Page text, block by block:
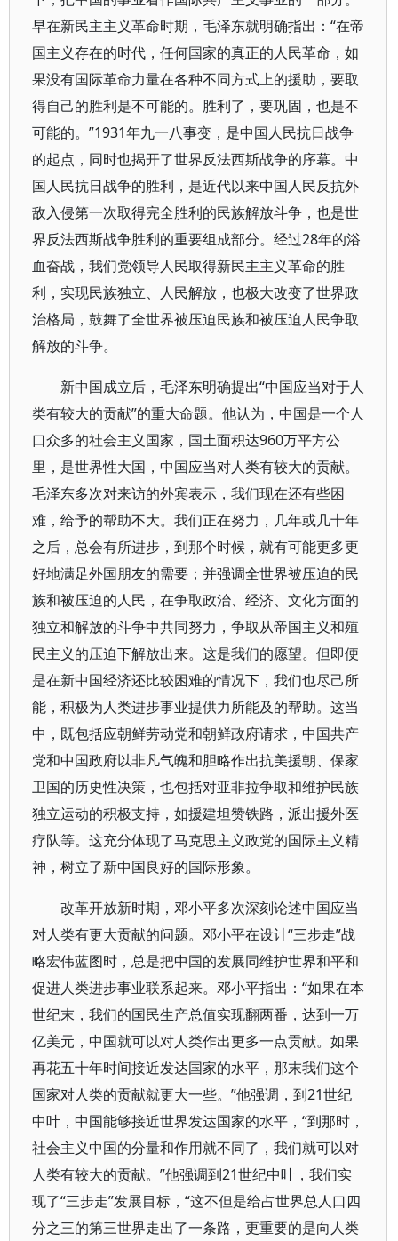
早在新民主主义革命时期，毛泽东就明确指出：“在帝
国主义存在的时代，任何国家的真正的人民革命，如
果没有国际革命力量在各种不同方式上的援助，要取
得自己的胜利是不可能的。胜利了，要巩固，也是不
可能的。”1931年九一八事变，是中国人民抗日战争
的起点，同时也揭开了世界反法西斯战争的序幕。中
国人民抗日战争的胜利，是近代以来中国人民反抗外
敌入侵第一次取得完全胜利的民族解放斗争，也是世
界反法西斯战争胜利的重要组成部分。经过28年的浴
血奋战，我们党领导人民取得新民主主义革命的胜
利，实现民族独立、人民解放，也极大改变了世界政
治格局，鼓舞了全世界被压迫民族和被压迫人民争取
解放的斗争。
新中国成立后，毛泽东明确提出“中国应当对于人
类有较大的贡献”的重大命题。他认为，中国是一个人
口众多的社会主义国家，国土面积达960万平方公
里，是世界性大国，中国应当对人类有较大的贡献。
毛泽东多次对来访的外宾表示，我们现在还有些困
难，给予的帮助不大。我们正在努力，几年或几十年
之后，总会有所进步，到那个时候，就有可能更多更
好地满足外国朋友的需要；并强调全世界被压迫的民
族和被压迫的人民，在争取政治、经济、文化方面的
独立和解放的斗争中共同努力，争取从帝国主义和殖
民主义的压迫下解放出来。这是我们的愿望。但即便
是在新中国经济还比较困难的情况下，我们也尽己所
能，积极为人类进步事业提供力所能及的帮助。这当
中，既包括应朝鲜劳动党和朝鲜政府请求，中国共产
党和中国政府以非凡气魄和胆略作出抗美援朝、保家
卫国的历史性决策，也包括对亚非拉争取和维护民族
独立运动的积极支持，如援建坦赞铁路，派出援外医
疗队等。这充分体现了马克思主义政党的国际主义精
神，树立了新中国良好的国际形象。
改革开放新时期，邓小平多次深刻论述中国应当
对人类有更大贡献的问题。邓小平在设计“三步走”战
略宏伟蓝图时，总是把中国的发展同维护世界和平和
促进人类进步事业联系起来。邓小平指出：“如果在本
世纪末，我们的国民生产总值实现翻两番，达到一万
亿美元，中国就可以对人类作出更多一点贡献。如果
再花五十年时间接近发达国家的水平，那末我们这个
国家对人类的贡献就更大一些。”他强调，到21世纪
中叶，中国能够接近世界发达国家的水平，“到那时，
社会主义中国的分量和作用就不同了，我们就可以对
人类有较大的贡献。”他强调到21世纪中叶，我们实
现了“三步走”发展目标，“这不但是给占世界总人口四
分之三的第三世界走出了一条路，更重要的是向人类